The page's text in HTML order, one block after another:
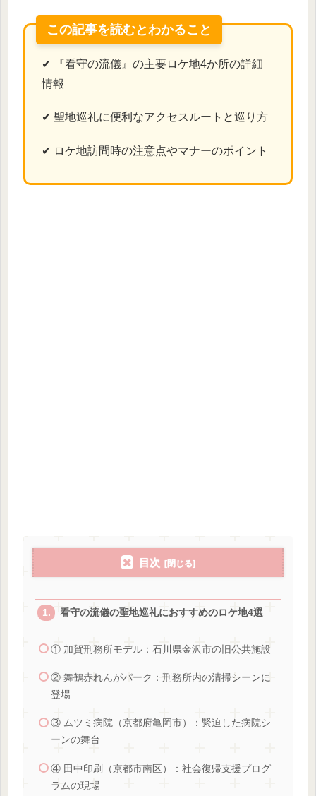
この記事を読むとわかること
✔ 『看守の流儀』の主要ロケ地4か所の詳細
情報
✔ 聖地巡礼に便利なアクセスルートと巡り方
✔ ロケ地訪問時の注意点やマナーのポイント
目次
看守の流儀の聖地巡礼におすすめのロケ地4選
① 加賀刑務所モデル：石川県金沢市の旧公共施設
② 舞鶴赤れんがパーク：刑務所内の清掃シーンに
登場
③ ムツミ病院（京都府亀岡市）：緊迫した病院シ
ーンの舞台
④ 田中印刷（京都市南区）：社会復帰支援プログ
ラムの現場